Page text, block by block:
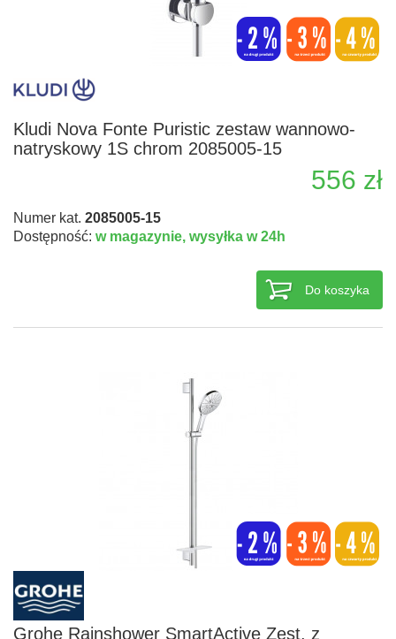
Kludi Nova Fonte Puristic zestaw wannowo-
natryskowy 1S chrom 2085005-15
556 zł
Numer kat. 2085005-15
Dostępność: w magazynie, wysyłka w 24h
Do koszyka
Grohe Rainshower SmartActive Zest. z